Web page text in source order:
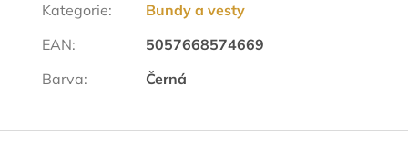
Kategorie:
Bundy a vesty
EAN:
5057668574669
Barva: Černá
Z